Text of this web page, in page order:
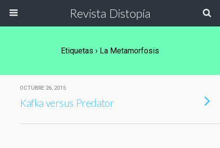
Revista Distopía
Etiquetas › La Metamorfosis
OCTUBRE 26, 2015
Kafka versus Predator